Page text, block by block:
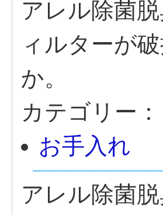
アレル除菌
ィルターが
か。
カテゴリー：
お手入れ
アレル除菌